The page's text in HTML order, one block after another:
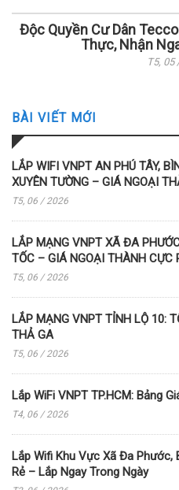
Độc Quyền Cư Dân
Thực, Nhận
T5, 05
BÀI VIẾT MỚI
LẮP WIFI VNPT AN PHÚ TÂY,
XUYÊN TƯỜNG – GIÁ NGOẠI
T5, 06 / 2026
LẮP MẠNG VNPT XÃ ĐA
TỐC – GIÁ NGOẠI THÀNH CỰC
T5, 06 / 2026
LẮP MẠNG VNPT TỈNH LỘ 10:
THẢ GA
T5, 06 / 2026
Lắp WiFi VNPT TP.HCM: Bảng
T4, 06 / 2026
Lắp Wifi Khu Vực Xã Đa Phước,
Rẻ – Lắp Ngay Trong Ngày